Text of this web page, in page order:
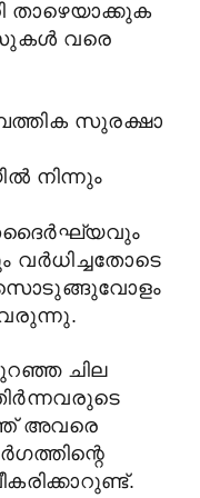
താഴെയാക്കുക
വരെ
സുരക്ഷാ
നിന്നും
വരുന്നു.
ചില
അവരെ